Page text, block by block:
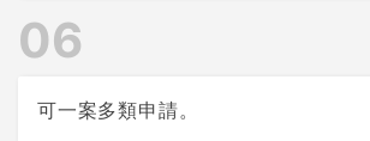
06
可一案多類申請。